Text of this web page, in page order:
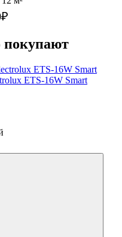
₽
покупают
ETS-16W Smart